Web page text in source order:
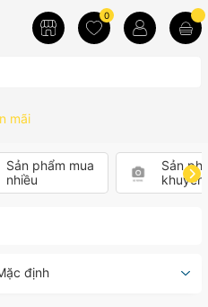
0
mãi
Sản phẩm mua
nhiều
Sản
khuyến
định